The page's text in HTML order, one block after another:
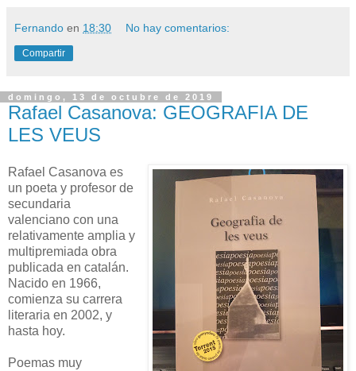
Fernando en 18:30 No hay comentarios:
Compartir
domingo, 13 de octubre de 2019
Rafael Casanova: GEOGRAFIA DE
LES VEUS
Rafael Casanova es
un poeta y profesor de
secundaria
valenciano con una
relativamente amplia y
multipremiada obra
publicada en catalán.
Nacido en 1966,
comienza su carrera
literaria en 2002, y
hasta hoy.
Poemas muy